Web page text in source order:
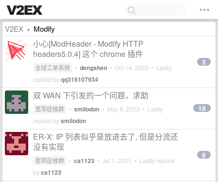
V2EX › Modify
小心[ModHeader - Modify HTTP
headers5.0.4] 这个 chrome 插件
全球工单系统 • dengshen • Oct 14, 2023 • Lastly
replied byqq316107934
3
双 WAN 下引发的一个问题，求助
宽带症候群 • smilodon • May 9, 2023 • Lastly
replied bysmilodon
18
ER-X: IP 列表似乎是放进去了, 但是分流还
没有实现
宽带症候群 • ca1123 • Jul 1, 2021 • Lastly replied
byca1123
6